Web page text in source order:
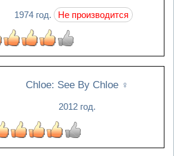
1974 год. Не производится
Chloe: See By Chloe ♀
2012 год.